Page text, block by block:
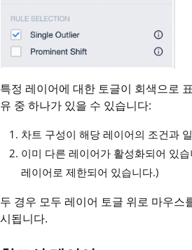
특정 레이어에 대한 토글이 회색으로
유 중 하나가 있을 수 있습니다:
차트 구성이 해당 레이어의 조건과
이미 다른 레이어가 활성화되어 있
레이어로 제한되어 있습니다.)
두 경우 모두 레이어 토글 위로 마우스
시됩니다.